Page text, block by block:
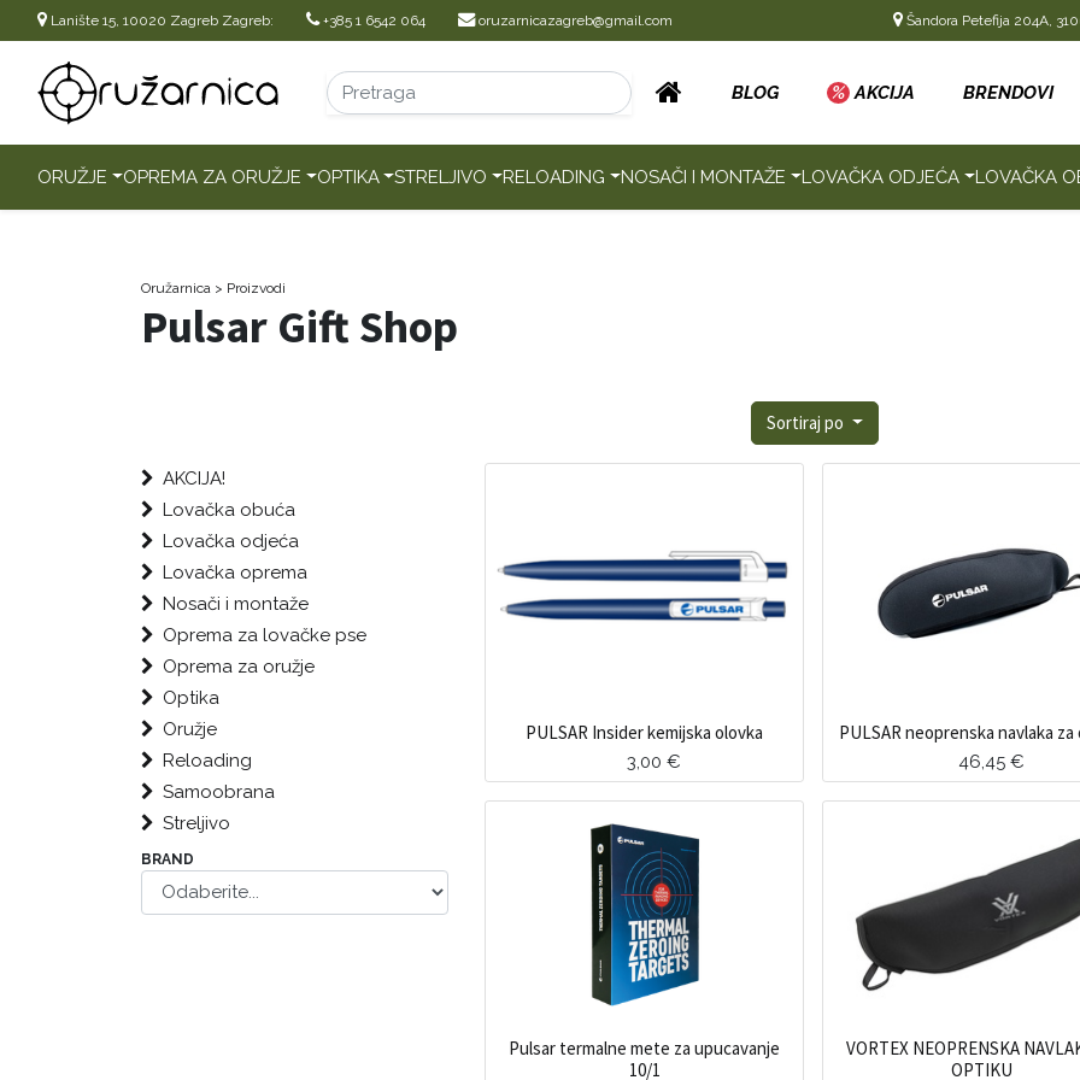
Lanište 15, 10020 Zagreb Zagreb: +385 1 6542 064 oruzarnicazagreb@gmail.com Šandora Petefija 204A,
BLOG % AKCIJA BRENDOVI
ORUŽJE OPREMA ZA ORUŽJE OPTIKA STRELJIVO RELOADING NOSAČI I MONTAŽE LOVAČKA ODJEĆA LOVAČKA
Oružarnica > Proizvodi
Pulsar Gift Shop
Sortiraj po
AKCIJA!
Lovačka obuća
Lovačka odjeća
Lovačka oprema
Nosači i montaže
Oprema za lovačke pse
Oprema za oružje
Optika
Oružje
Reloading
Samoobrana
Streljivo
BRAND
PULSAR Insider kemijska olovka
3,00 €
PULSAR neoprenska navlaka
46,45€
Pulsar termalne mete za upucavanje
10/1
VORTEX NEOPRENSKA
OPTIKU